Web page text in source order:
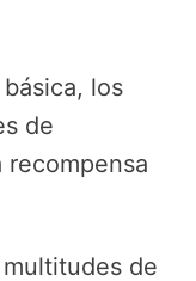
los
de
recompensa
de